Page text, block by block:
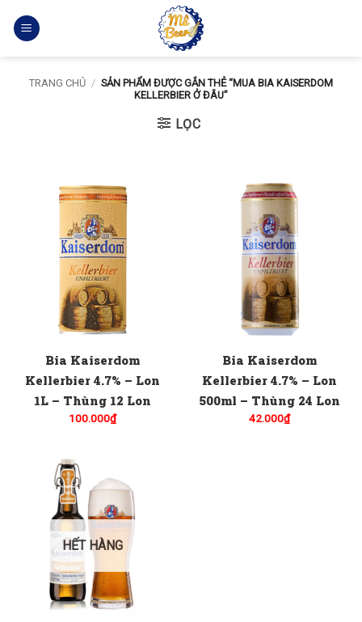
qua
TRANG CHỦ / SẢN PHẨM ĐƯỢC GẮN THẺ “MUA BIA KAISERDOM
KELLERBIER Ở ĐÂU”
LỌC
Bia Kaiserdom
Kellerbier 4.7% – Lon
1L – Thùng 12 Lon
100.000₫
Bia Kaiserdom
Kellerbier 4.7% – Lon
500ml – Thùng 24 Lon
42.000₫
HẾT HÀNG